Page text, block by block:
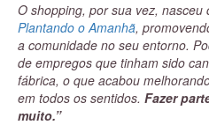
O shopping, por sua vez,
Plantando o Amanhã,
a comunidade no seu entorno.
de empregos que tinham sido
fábrica, o que acabou
em todos os sentidos. Fazer
muito.”